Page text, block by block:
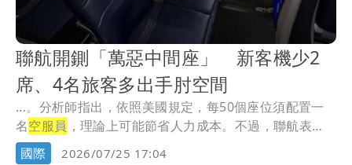
聯航開鍘「萬惡中間座」 新客機少2
席、4名旅客多出手肘空間
...。分析師指出，依照美國規定，每50個座位須配置一
名空服員 ，理論上可能節省人力成本。不過，聯航表
示，跨...
國際 2026/07/25 17:04